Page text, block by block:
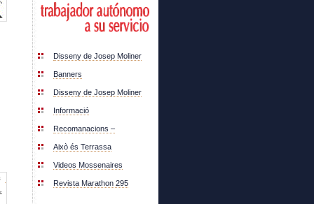
Disseny de Josep Moliner
Banners
Disseny de Josep Moliner
Informació
Recomanacions –
Això és Terrassa
Videos Mossenaires
Revista Marathon 295